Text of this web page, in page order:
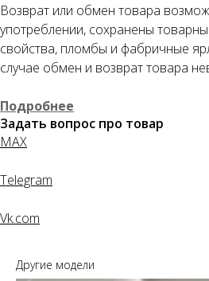
Возврат или обмен товара
употреблении, сохранены
свойства, пломбы и фабричные
случае обмен и возврат товара
Подробнее
Задать вопрос про товар
MAX
Telegram
Vk.com
Другие модели